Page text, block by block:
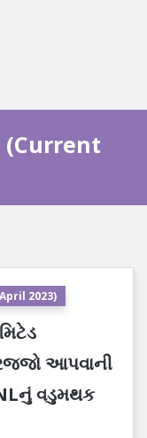
(Current
2023)
આપવાની
વડુમથક